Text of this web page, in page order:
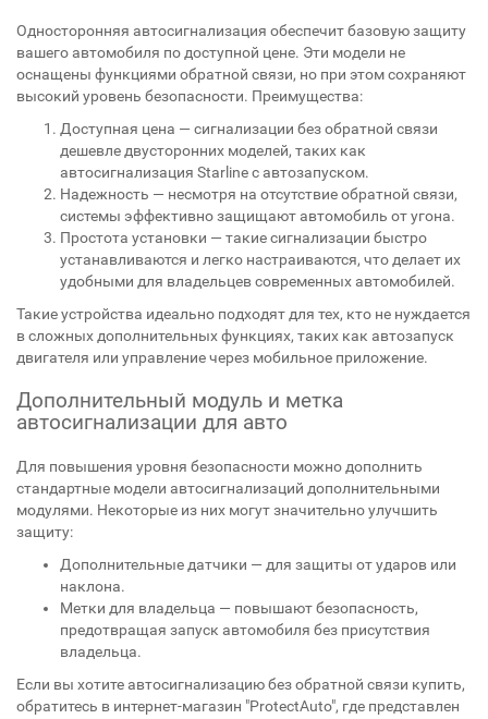
Односторонняя автосигнализация обеспечит базовую защиту
вашего автомобиля по доступной цене. Эти модели не
оснащены функциями обратной связи, но при этом сохраняют
высокий уровень безопасности. Преимущества:
Доступная цена — сигнализации без обратной связи
дешевле двусторонних моделей, таких как
автосигнализация Starline с автозапуском.
Надежность — несмотря на отсутствие обратной связи,
системы эффективно защищают автомобиль от угона.
Простота установки — такие сигнализации быстро
устанавливаются и легко настраиваются, что делает их
удобными для владельцев современных автомобилей.
Такие устройства идеально подходят для тех, кто не нуждается
в сложных дополнительных функциях, таких как автозапуск
двигателя или управление через мобильное приложение.
Дополнительный модуль и метка
автосигнализации для авто
Для повышения уровня безопасности можно дополнить
стандартные модели автосигнализаций дополнительными
модулями. Некоторые из них могут значительно улучшить
защиту:
Дополнительные датчики — для защиты от ударов или
наклона.
Метки для владельца — повышают безопасность,
предотвращая запуск автомобиля без присутствия
владельца.
Если вы хотите автосигнализацию без обратной связи купить,
обратитесь в интернет-магазин "ProtectAuto", где представлен